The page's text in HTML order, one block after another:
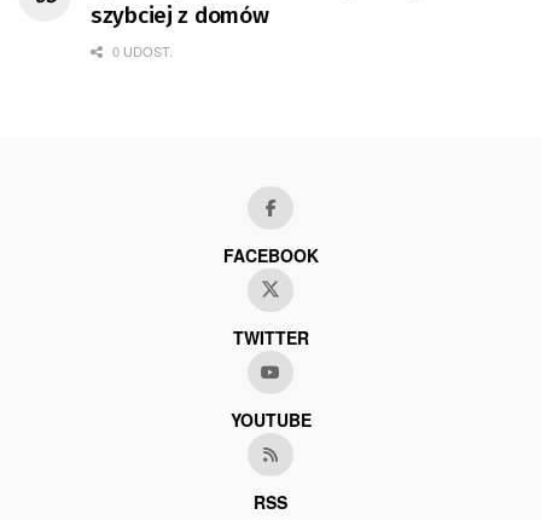
szybciej z domów
0 UDOST.
FACEBOOK
TWITTER
YOUTUBE
RSS